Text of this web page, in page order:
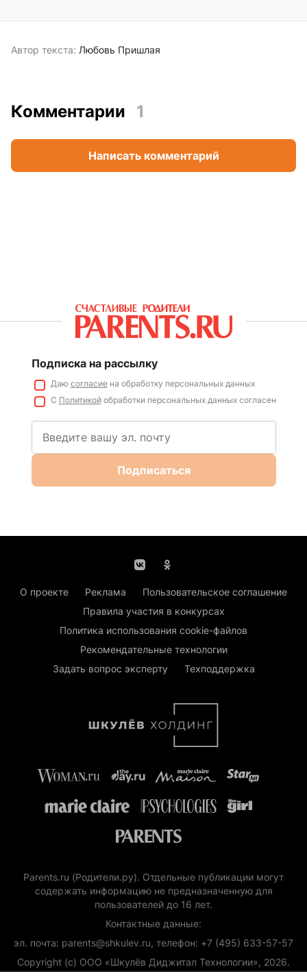
Автор текста: Любовь Пришлая
Комментарии 1
Написать комментарий
Подписка на рассылку
Даю согласиена обработку персональных данных
С Политикойобработки персональных данных согласен
Подписаться
О проекте Реклама
Пользовательское соглашение
Правила участия в конкурсах
Политика использования cookie-файлов
Рекомендательные технологии
Задать вопрос эксперту
Техподдержка
Parents.ru (Родители.ру). Отдельные публикации могут
содержать информацию не предназначенную для
пользователей до 16 лет.
Контактные данные:
эл. почта: parents@shkulev.ru, телефон: +7 (495) 633-57-57
Copyright (с) ООО «Шкулёв Диджитал Технологии», 2026.